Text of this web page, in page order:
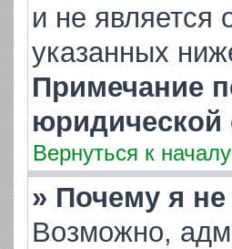
и не является
указанных
Примечание
Вернуться к началу
» Почему я не
Возможно,